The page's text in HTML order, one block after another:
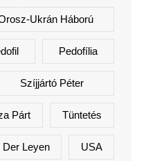
Ukrán Háború
Pedofília
Szíjjártó Péter
Párt Tüntetés
Der Leyen USA